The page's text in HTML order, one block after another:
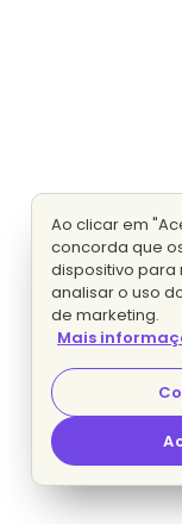
Ao clicar em
concorda que
dispositivo para
analisar o uso
de marketing.
Mais